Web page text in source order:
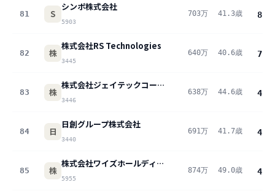
81 S
シンポ株式会社
5903
703万 41.3歳 8.8
82 株
株式会社RS Technologies
3445
640万 40.6歳 7.1
83 株
株式会社ジェイテックコーポレーション
3446
638万 44.6歳 4.6
84 日
日創グループ株式会社
3440
691万 41.7歳 4.2
85 株
株式会社ワイズホールディングス
5955
874万 49.0歳 4.0